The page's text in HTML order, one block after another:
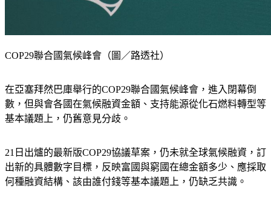
COP29聯合國氣候峰會（圖／路透社）
在亞塞拜然巴庫舉行的COP29聯合國氣候峰會，進入閉幕倒
數，但與會各國在氣候融資金額、支持能源從化石燃料轉型等
基本議題上，仍舊意見分歧。
21日出爐的最新版COP29協議草案，仍未就全球氣候融資，訂
出新的具體數字目標，反映富國與窮國在總金額多少、應採取
何種融資結構、該由誰付錢等基本議題上，仍缺乏共識。